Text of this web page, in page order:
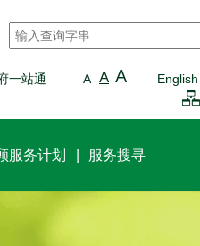
搜寻 *
一站通 A A A English
服务计划 服务搜寻